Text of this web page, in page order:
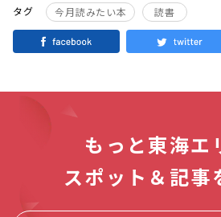
タグ
今月読みたい本 読書
もっと東海エ
スポット＆記事